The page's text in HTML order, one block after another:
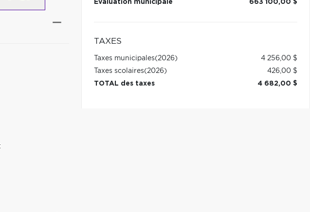
Évaluation municipale
663 100,00 $
TAXES
Taxes municipales(2026)
4 256,00 $
Taxes scolaires(2026)
426,00 $
TOTAL des taxes
4 682,00 $